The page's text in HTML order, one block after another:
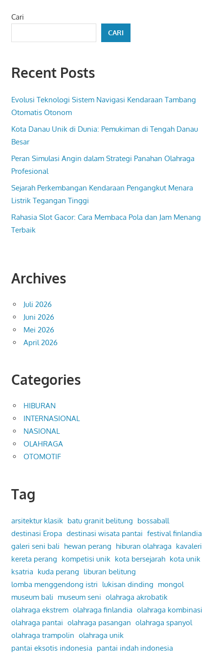
Cari
CARI
Recent Posts
Evolusi Teknologi Sistem Navigasi Kendaraan Tambang
Otomatis Otonom
Kota Danau Unik di Dunia: Pemukiman di Tengah Danau
Besar
Peran Simulasi Angin dalam Strategi Panahan Olahraga
Profesional
Sejarah Perkembangan Kendaraan Pengangkut Menara
Listrik Tegangan Tinggi
Rahasia Slot Gacor: Cara Membaca Pola dan Jam Menang
Terbaik
Archives
Juli 2026
Juni 2026
Mei 2026
April 2026
Categories
HIBURAN
INTERNASIONAL
NASIONAL
OLAHRAGA
OTOMOTIF
Tag
arsitektur klasik batu granit belitung bossaball
destinasi Eropa destinasi wisata pantai festival finlandia
galeri seni bali hewan perang hiburan olahraga kavaleri
kereta perang kompetisi unik kota bersejarah kota unik
ksatria kuda perang liburan belitung
lomba menggendong istri lukisan dinding mongol
museum bali museum seni olahraga akrobatik
olahraga ekstrem olahraga finlandia olahraga kombinasi
olahraga pantai olahraga pasangan olahraga spanyol
olahraga trampolin olahraga unik
pantai eksotis indonesia pantai indah indonesia